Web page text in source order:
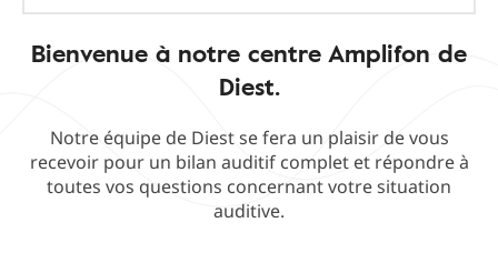
Bienvenue à notre centre Amplifon de
Diest.
Notre équipe de Diest se fera un plaisir de vous
recevoir pour un bilan auditif complet et répondre à
toutes vos questions concernant votre situation
auditive.